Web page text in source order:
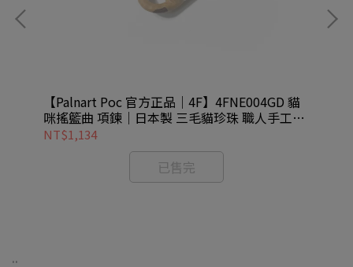
【Palnart Poc 官方正品｜4F】4FNE004GD 貓
咪搖籃曲 項鍊｜日本製 三毛貓珍珠 職人手工著
色 Cat
NT$1,134
已售完
..